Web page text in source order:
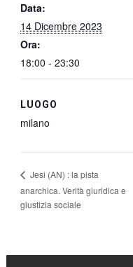
Data:
14 Dicembre 2023
Ora:
18:00 - 23:30
LUOGO
milano
Jesi (AN) : la pista
anarchica. Verità giuridica e
giustizia sociale